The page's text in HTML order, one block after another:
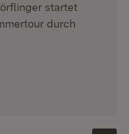
startet
durch